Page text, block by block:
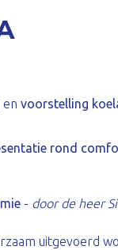
en voorstelling
rond
- door de heer
uitgevoerd